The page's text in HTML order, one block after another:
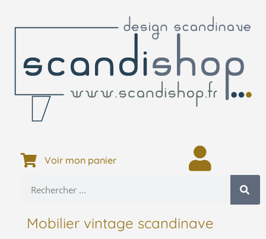
Voir mon panier
Mobilier vintage scandinave